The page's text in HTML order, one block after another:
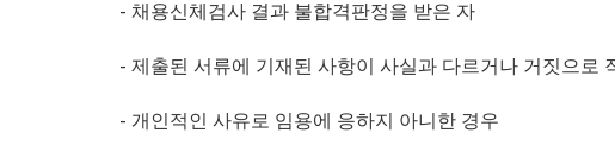
- 채용신체검사 결과 불합격판정을 받은 자
- 제출된 서류에 기재된 사항이 사실과 다르거나 거짓으로
- 개인적인 사유로 임용에 응하지 아니한 경우